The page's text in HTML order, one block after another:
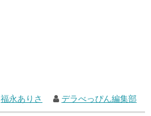
,福永ありさ デラべっぴん編集部